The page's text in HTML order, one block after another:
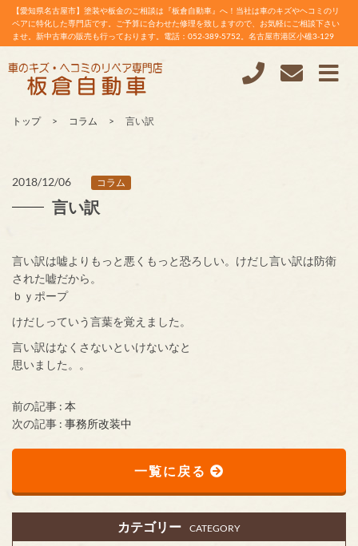
【愛知県名古屋市】塗装や板金のご相談は『板倉自動車』へ！当社は車のキズやヘコミのリ
ペアに特化した専門店です。ご予算に合わせた修理を致しますので、お気軽にご相談下さい
ませ。新中古車の販売も行っております。電話：052-389-5752。名古屋市港区小碓3-129
トップ コラム 言い訳
2018/12/06 コラム
言い訳
言い訳は嘘よりもっと悪くもっと恐ろしい。けだし言い訳は防衛
された嘘だから。
ｂｙポープ
けだしっていう言葉を覚えました。
言い訳はなくさないといけないなと
思いました。。
前の記事 : 本
次の記事 : 事務所改装中
一覧に戻る
カテゴリー CATEGORY